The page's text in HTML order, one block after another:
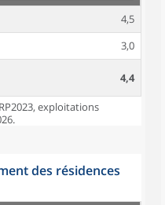
4,5
3,0
4,4
exploitations
des résidences